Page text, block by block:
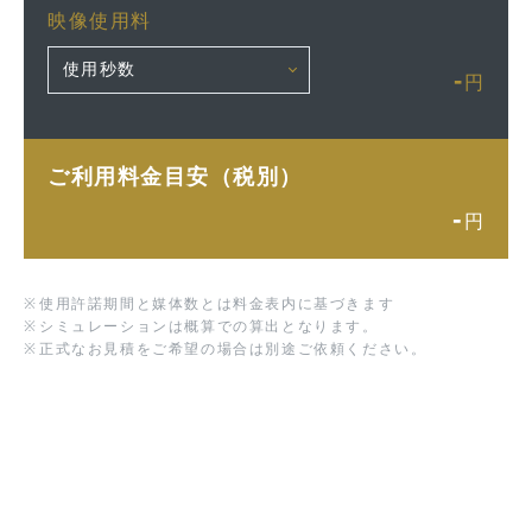
映像使用料
- 円
ご利用料金目安（税別）
- 円
※ 使用許諾期間と媒体数とは料金表内に基づきます
※ シミュレーションは概算での算出となります。
※ 正式なお見積をご希望の場合は別途ご依頼ください。